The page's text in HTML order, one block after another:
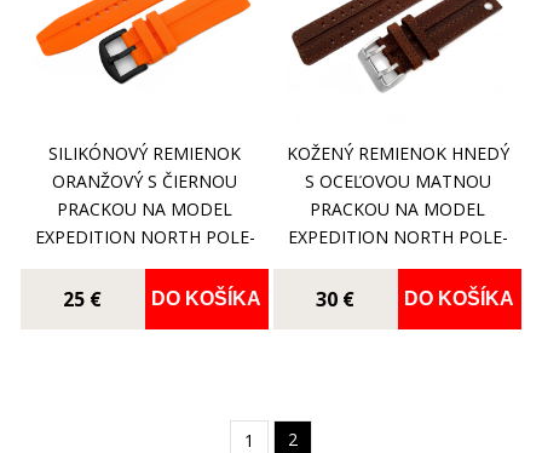
SILIKÓNOVÝ REMIENOK
ORANŽOVÝ S ČIERNOU
PRACKOU NA MODEL
EXPEDITION NORTH POLE-
1 NH35A-5954197
25 € DO KOŠÍKA
KOŽENÝ REMIENOK HNEDÝ
S OCEĽOVOU MATNOU
PRACKOU NA MODEL
EXPEDITION NORTH POLE-
1 6S21/595H298
30 € DO KOŠÍKA
1 2